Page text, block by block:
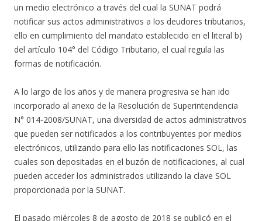
un medio electrónico a través del cual la SUNAT podrá
notificar sus actos administrativos a los deudores tributarios,
ello en cumplimiento del mandato establecido en el literal b)
del artículo 104° del Código Tributario, el cual regula las
formas de notificación.
A lo largo de los años y de manera progresiva se han ido
incorporado al anexo de la Resolución de Superintendencia
N° 014-2008/SUNAT, una diversidad de actos administrativos
que pueden ser notificados a los contribuyentes por medios
electrónicos, utilizando para ello las notificaciones SOL, las
cuales son depositadas en el buzón de notificaciones, al cual
pueden acceder los administrados utilizando la clave SOL
proporcionada por la SUNAT.
El pasado miércoles 8 de agosto de 2018 se publicó en el